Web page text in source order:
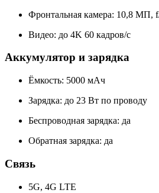
Фронтальная камера: 10,8 МП,
Видео: до 4K 60 кадров/с
Аккумулятор и зарядка
Ёмкость: 5000 мАч
Зарядка: до 23 Вт по проводу
Беспроводная зарядка: да
Обратная зарядка: да
Связь
5G, 4G LTE